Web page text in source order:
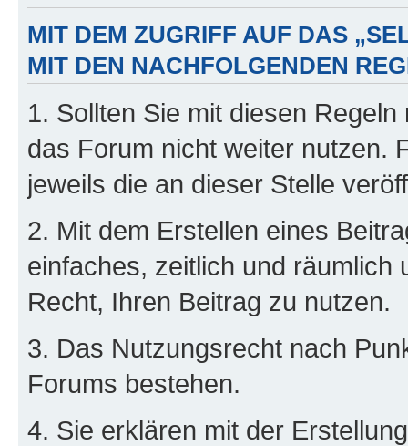
MIT DEM ZUGRIFF AUF DAS
MIT DEN NACHFOLGENDEN
1. Sollten Sie mit diesen
das Forum nicht weiter nutzen.
jeweils die an dieser Stelle
2. Mit dem Erstellen eines
einfaches, zeitlich und räumlich
Recht, Ihren Beitrag zu nutzen.
3. Das Nutzungsrecht nach
Forums bestehen.
4. Sie erklären mit der